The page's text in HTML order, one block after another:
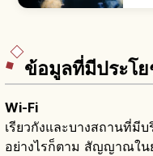
ดรี
ข้อมูลที่มีประโ
Wi-Fi
เรียวกังและบางสถานที่มีบ
อย่างไรก็ตาม สัญญาณใน